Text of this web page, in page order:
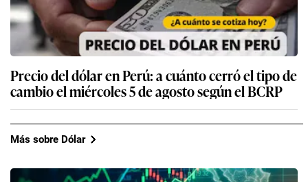
Precio del dólar en Perú: a cuánto cerró el tipo de
cambio el miércoles 5 de agosto según el BCRP
Más sobre Dólar